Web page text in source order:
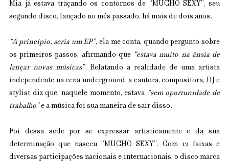
Mia já estava traçando os contornos de “MUCHO SEXY”, seu
segundo disco, lançado no mês passado, há mais de dois anos.
“A princípio, seria um EP”, ela me conta, quando pergunto sobre
os primeiros passos, afirmando que “estava muito na ânsia de
lançar novas músicas”. Relatando a realidade de uma artista
independente na cena underground, a cantora, compositora, DJ e
stylist diz que, naquele momento, estava “sem oportunidade de
trabalho” e a música foi sua maneira de sair disso.
Foi dessa sede por se expressar artisticamente e da sua
determinação que nasceu “MUCHO SEXY”. Com 12 faixas e
diversas participações nacionais e internacionais, o disco marca